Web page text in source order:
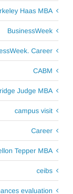
Haas MBA
BusinessWeek
Career
CABM
Judge MBA
campus visit
Career
Tepper MBA
ceibs
evaluation